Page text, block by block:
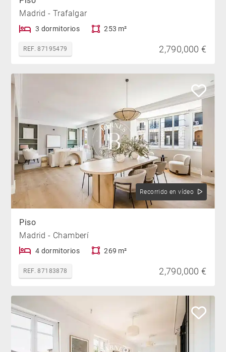
Madrid - Trafalgar
3 dormitorios 253 m²
REF. 87195479 2,790,000 €
Recorrido en vídeo
Piso
Madrid - Chamberí
4 dormitorios 269 m²
REF. 87183878 2,790,000 €